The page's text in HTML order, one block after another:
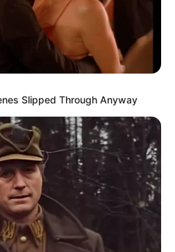
κόλαφος στην
2022, 15:39
στην επέτειο των...
3
Η Εκδικητική μανία της
κυβέρνησης Μητσοτάκη
Slipped Through Anyway